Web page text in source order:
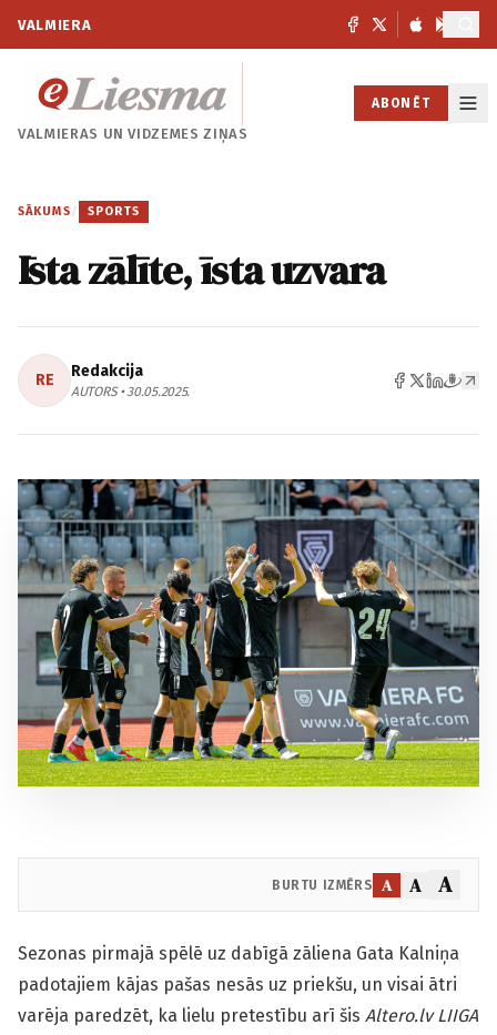
VALMIERA
VALMIERAS UNVIDZEMES ZIŅAS
ABONĒT
SĀKUMS / SPORTS
Īsta zālīte, īsta uzvara
RE Redakcija
AUTORS • 30.05.2025.
BURTU IZMĒRS A A A
Sezonas pirmajā spēlē uz dabīgā zāliena Gata Kalniņa
padotajiem kājas pašas nesās uz priekšu, un visai ātri
varēja paredzēt, ka lielu pretestību arī šis Altero.lv LIIGA